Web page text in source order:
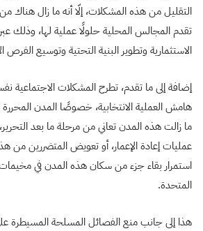
التقليل من هذه المشكلات، إلّا أنه ما زال هناك
تقدم المجالس المحلية حلولًا عملية لها، وذلك
الاستثمارية وتطوير البنية التحتية وتوسيع الفرص
إضافة إلى ما تقدم، تطرح المشكلات الاجتماعية
هامش العملية الانتخابية، خصوصًا المدن
ما زالت هذه المدن تعاني من مرحلة ما بعد
عمليات إعادة الإعمار، أو تعويض المتضررين من
استمرار بقاء جزء من سكان هذه المدن في مخيمات
المتحدة.
هذا إلى جانب منع الفصائل المسلحة